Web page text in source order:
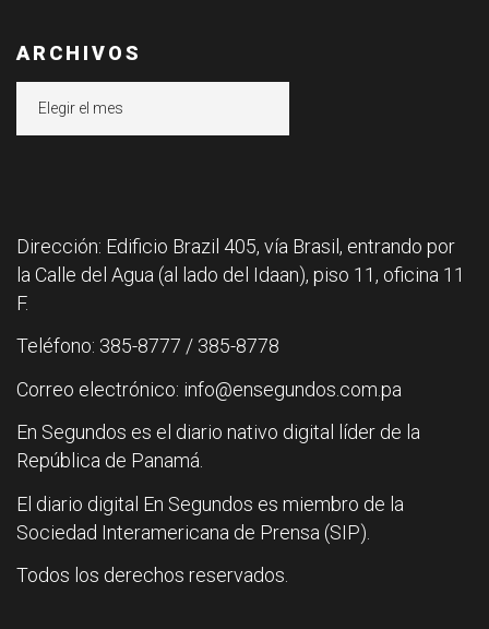
ARCHIVOS
Dirección: Edificio Brazil 405, vía Brasil, entrando por
la Calle del Agua (al lado del Idaan), piso 11, oficina 11
F.
Teléfono: 385-8777 / 385-8778
Correo electrónico: info@ensegundos.com.pa
En Segundos es el diario nativo digital líder de la
República de Panamá.
El diario digital En Segundos es miembro de la
Sociedad Interamericana de Prensa (SIP).
Todos los derechos reservados.